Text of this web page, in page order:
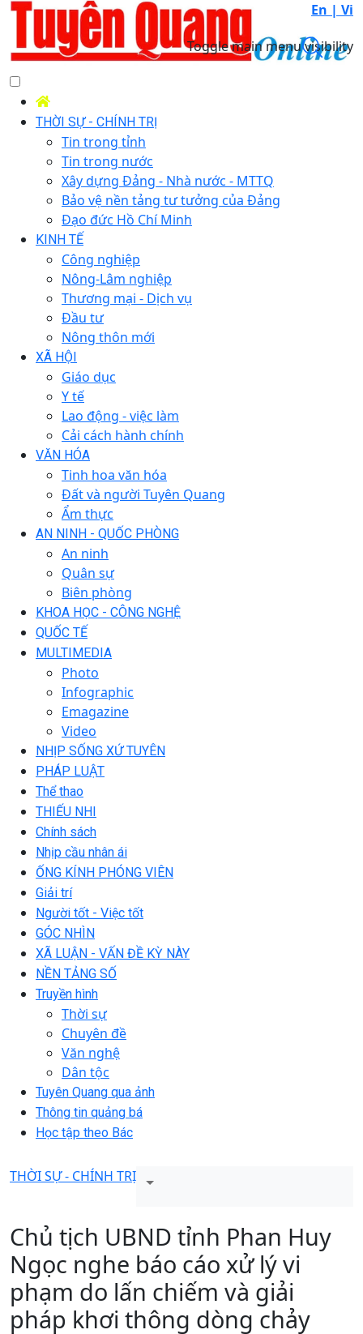
En | Vi
Toggle main menu visibility
THỜI SỰ - CHÍNH TRỊ
Tin trong tỉnh
Tin trong nước
Xây dựng Đảng - Nhà nước - MTTQ
Bảo vệ nền tảng tư tưởng của Đảng
Đạo đức Hồ Chí Minh
KINH TẾ
Công nghiệp
Nông-Lâm nghiệp
Thương mại - Dịch vụ
Đầu tư
Nông thôn mới
XÃ HỘI
Giáo dục
Y tế
Lao động - việc làm
Cải cách hành chính
VĂN HÓA
Tinh hoa văn hóa
Đất và người Tuyên Quang
Ẩm thực
AN NINH - QUỐC PHÒNG
An ninh
Quân sự
Biên phòng
KHOA HỌC - CÔNG NGHỆ
QUỐC TẾ
MULTIMEDIA
Photo
Infographic
Emagazine
Video
NHỊP SỐNG XỨ TUYÊN
PHÁP LUẬT
Thể thao
THIẾU NHI
Chính sách
Nhịp cầu nhân ái
ỐNG KÍNH PHÓNG VIÊN
Giải trí
Người tốt - Việc tốt
GÓC NHÌN
XÃ LUẬN - VẤN ĐỀ KỲ NÀY
NỀN TẢNG SỐ
Truyền hình
Thời sự
Chuyên đề
Văn nghệ
Dân tộc
Tuyên Quang qua ảnh
Thông tin quảng bá
Học tập theo Bác
THỜI SỰ - CHÍNH TRỊ
Chủ tịch UBND tỉnh Phan Huy
Ngọc nghe báo cáo xử lý vi
phạm do lấn chiếm và giải
pháp khơi thông dòng chảy